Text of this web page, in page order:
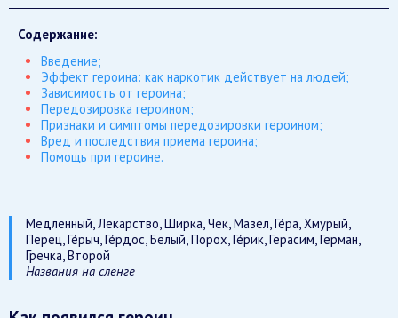
Содержание:
Введение;
Эффект героина: как наркотик действует на людей;
Зависимость от героина;
Передозировка героином;
Признаки и симптомы передозировки героином;
Вред и последствия приема героина;
Помощь при героине.
Медленный, Лекарство, Ширка, Чек, Мазел, Ге́ра, Хмурый,
Перец, Ге́рыч, Ге́рдос, Белый, Порох, Ге́рик, Герасим, Герман,
Гречка, Второй
Названия на сленге